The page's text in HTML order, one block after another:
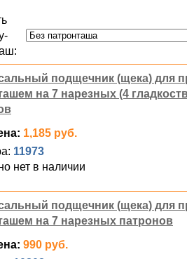
подщечник (щека) для
на 7 нарезных (4
1,185 руб.
11973
нет в наличии
подщечник (щека) для
на 7 нарезных патронов
990 руб.